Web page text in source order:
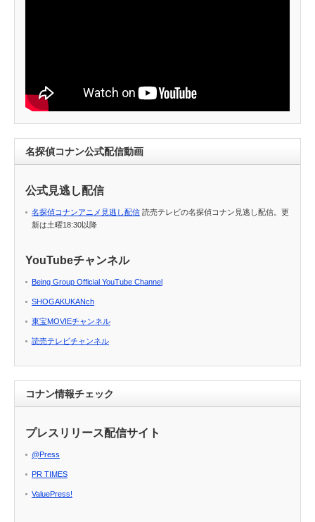
名探偵コナン公式配信動画
公式見逃し配信
名探偵コナンアニメ見逃し配信 読売テレビの名探偵コナン見逃し配信。更
新は土曜18:30以降
YouTubeチャンネル
Being Group Official YouTube Channel
SHOGAKUKANch
東宝MOVIEチャンネル
読売テレビチャンネル
コナン情報チェック
プレスリリース配信サイト
@Press
PR TIMES
ValuePress!